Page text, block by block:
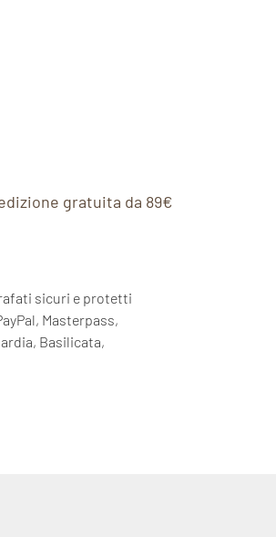
gratuita da 89€
sicuri e protetti
Masterpass,
Basilicata,